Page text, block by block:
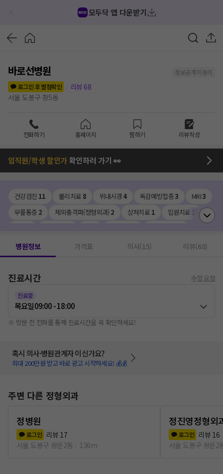
모두닥 앱 다운받기
바로선병원
정보공개 미동의
로그인 후 별점확인
리뷰 68
서울 도봉구 창5동
전화하기 홈페이지 찜하기 리뷰작성
임직원/학생 할인가확인하러 가기 👀
건강검진 11 물리치료 8 위내시경 4 독감예방접종3 MRI3
무릎통증 2 체외충격파(정형외과) 2 상처치료 1 입원치료 1
디스크수술(척추수술)
엑스레이 촬영(치과)1
신경차단주사1
무릎인공관절수술
병원정보 가격표 의사(15) 리뷰(68)
진료시간 수정 요청
진료중
목요일09:00 - 18:00
※ 방문 전 전화를 통해 진료시간을 꼭 확인하세요!
혹시 의사·병원관계자 이신가요?
최대 200만원 받고 바로 광고 시작하세요! 💰💰
주변 다른 정형외과
정병원
로그인 리뷰 17
서울 도봉구 쌍문2동
136m
정진영정형외
로그인 리뷰 16
서울 도봉구 쌍문2